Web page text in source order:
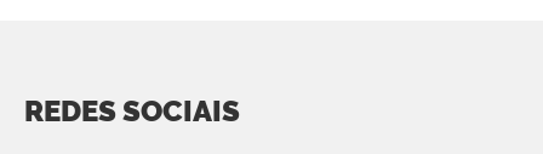
REDES SOCIAIS